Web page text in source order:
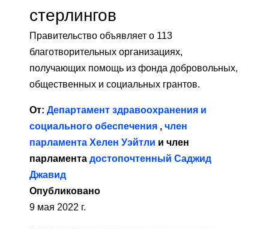
стерлингов
Правительство объявляет о 113
благотворительных организациях,
получающих помощь из фонда добровольных,
общественных и социальных грантов.
От: Департамент здравоохранения и
социального обеспечения , член
парламента Хелен Уэйтли и член
парламента достопочтенный Саджид
Джавид
Опубликовано
9 мая 2022 г.